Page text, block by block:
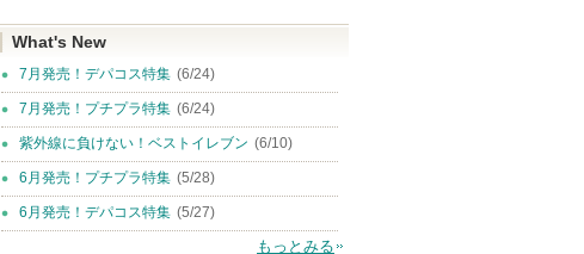
What's New
7月発売！デパコス特集 (6/24)
7月発売！プチプラ特集 (6/24)
紫外線に負けない！ベストイレブン (6/10)
6月発売！プチプラ特集 (5/28)
6月発売！デパコス特集 (5/27)
もっとみる